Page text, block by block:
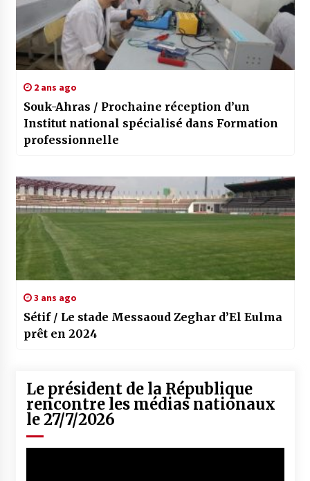
2 ans ago
Souk-Ahras / Prochaine réception d’un
Institut national spécialisé dans Formation
professionnelle
3 ans ago
Sétif / Le stade Messaoud Zeghar d’El Eulma
prêt en 2024
Le président de la République
rencontre les médias nationaux
le 27/7/2026